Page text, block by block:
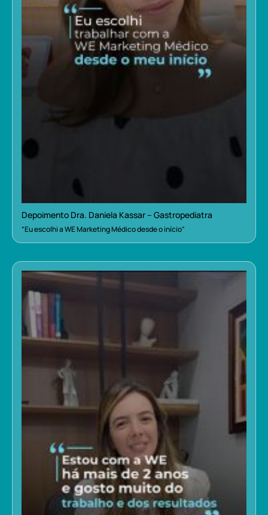
Depoimento Dra. Daniela Kassar – Gastropediatra
“Eu escolhi a WE Marketing Médico desde o início”